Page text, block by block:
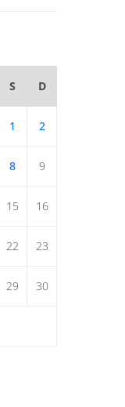
S D
1 2
8 9
15 16
22 23
29 30